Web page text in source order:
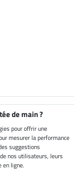
de main ?
pour offrir une
mesurer la performance
suggestions
nos utilisateurs, leurs
en ligne.